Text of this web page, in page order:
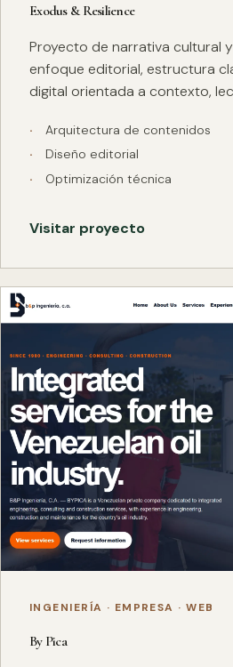
Exodus & Resilience
Proyecto de narrativa cultural
enfoque editorial, estructura
digital orientada a contexto,
Arquitectura de contenidos
Diseño editorial
Optimización técnica
Visitar proyecto
INGENIERÍA · EMPRESA · WEB
By Pica